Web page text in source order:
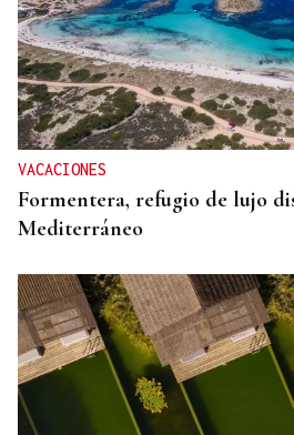
VACACIONES
Formentera, refugio de lujo
Mediterráneo